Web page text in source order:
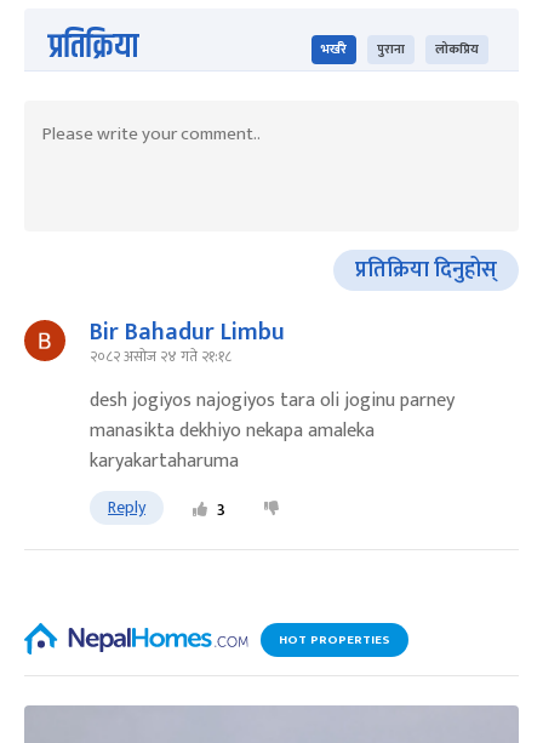
प्रतिक्रिया भर्खरै पुराना लोकप्रिय
प्रतिक्रिया दिनुहोस्
Bir Bahadur Limbu
२०८२ असोज २४ गते २१:१८
desh jogiyos najogiyos tara oli joginu parney
manasikta dekhiyo nekapa amaleka
karyakartaharuma
Reply 3
HOT PROPERTIES